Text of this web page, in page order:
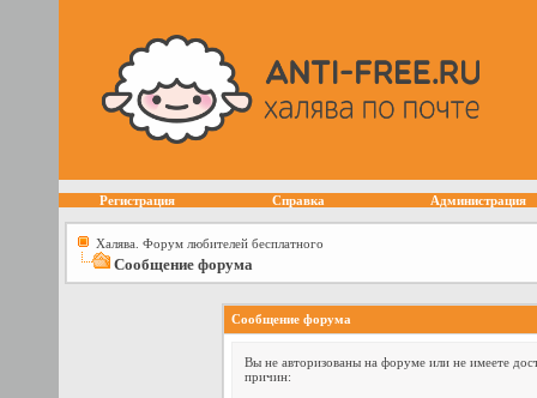
Регистрация Справка Администрация
Халява. Форум любителей бесплатного
Сообщение форума
Сообщение форума
Вы не авторизованы на форуме или не имеете
причин: